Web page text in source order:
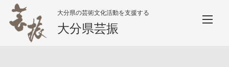
大分県の芸術文化活動を支援する
大分県芸振